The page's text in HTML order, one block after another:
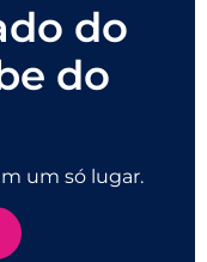
do
do
um só lugar.